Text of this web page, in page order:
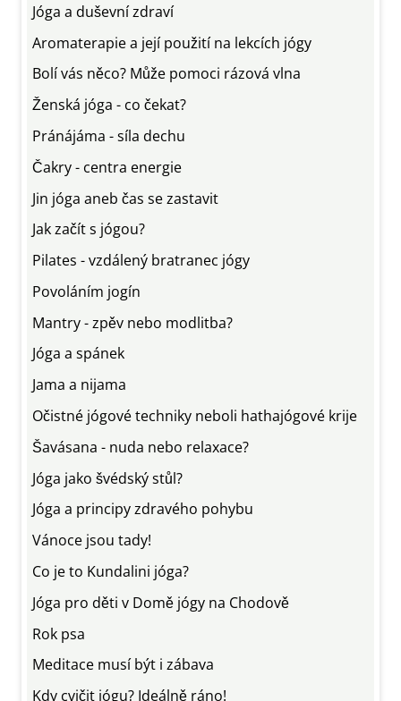
Jóga a duševní zdraví
Aromaterapie a její použití na lekcích jógy
Bolí vás něco? Může pomoci rázová vlna
Ženská jóga - co čekat?
Pránájáma - síla dechu
Čakry - centra energie
Jin jóga aneb čas se zastavit
Jak začít s jógou?
Pilates - vzdálený bratranec jógy
Povoláním jogín
Mantry - zpěv nebo modlitba?
Jóga a spánek
Jama a nijama
Očistné jógové techniky neboli hathajógové krije
Šavásana - nuda nebo relaxace?
Jóga jako švédský stůl?
Jóga a principy zdravého pohybu
Vánoce jsou tady!
Co je to Kundalini jóga?
Jóga pro děti v Domě jógy na Chodově
Rok psa
Meditace musí být i zábava
Kdy cvičit jógu? Ideálně ráno!